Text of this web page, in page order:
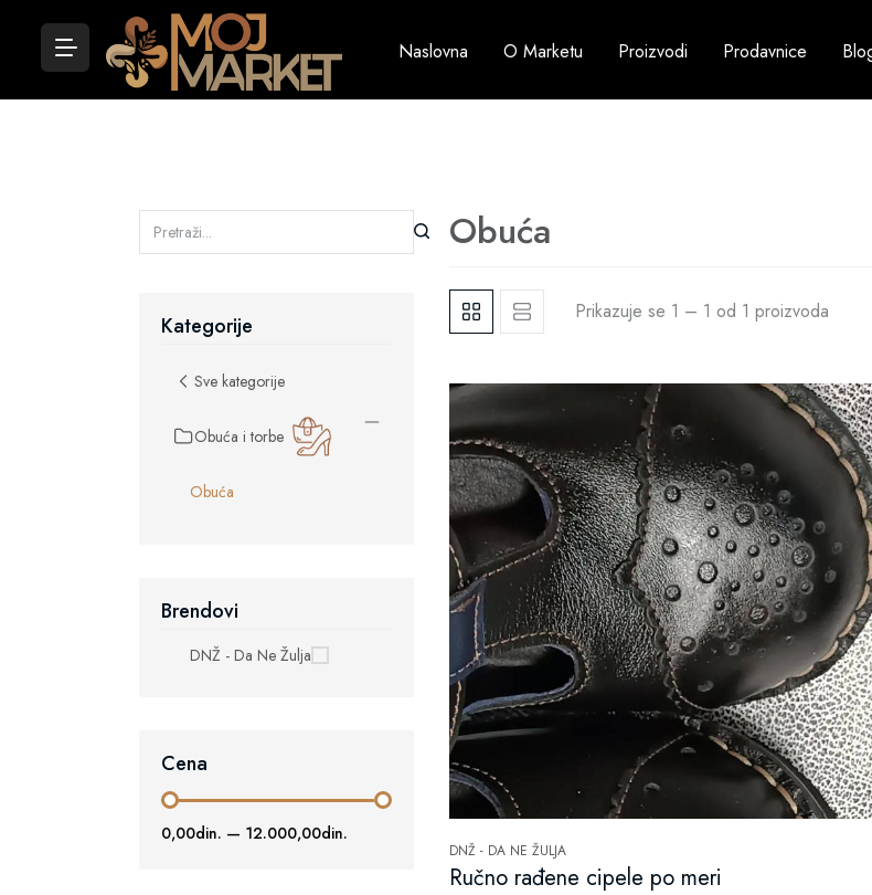
Naslovna O Marketu Proizvodi Prodavnice
Kategorije
Sve kategorije
Obuća i torbe
Obuća
Brendovi
DNŽ - Da Ne Žulja
Cena
0,00din. — 12.000,00din.
Obuća
Prikazuje se 1 – 1 od 1 proizvoda
DNŽ - DA NE ŽULJA
Ručno rađene cipele po meri